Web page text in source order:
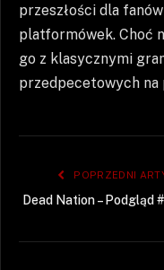
przeszłości dla
platformówek. Choć
go z klasycznymi
przedpecetowych na
POPRZEDNI
Dead Nation – Podgląd